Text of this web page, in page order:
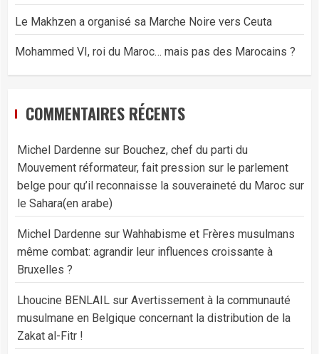
Le Makhzen a organisé sa Marche Noire vers Ceuta
Mohammed VI, roi du Maroc… mais pas des Marocains ?
COMMENTAIRES RÉCENTS
Michel Dardenne sur Bouchez, chef du parti du
Mouvement réformateur, fait pression sur le parlement
belge pour qu’il reconnaisse la souveraineté du Maroc sur
le Sahara(en arabe)
Michel Dardenne sur Wahhabisme et Frères musulmans
même combat: agrandir leur influences croissante à
Bruxelles ?
Lhoucine BENLAIL sur Avertissement à la communauté
musulmane en Belgique concernant la distribution de la
Zakat al-Fitr !